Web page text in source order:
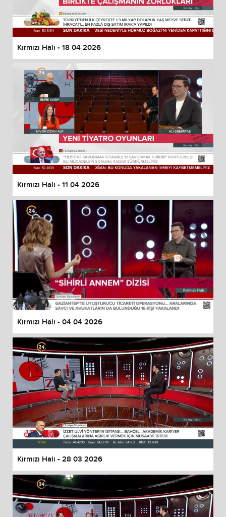
Kırmızı Halı - 18 04 2026
Kırmızı Halı - 11 04 2026
Kırmızı Halı - 04 04 2026
Kırmızı Halı - 28 03 2026